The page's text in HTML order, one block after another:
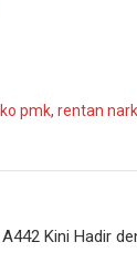
pmk, rentan
Kini Hadir